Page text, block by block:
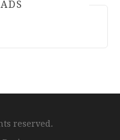
reserved.